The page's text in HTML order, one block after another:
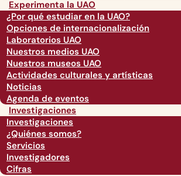
Experimenta la UAO
¿Por qué estudiar en la UAO?
Opciones de internacionalización
Laboratorios UAO
Nuestros medios UAO
Nuestros museos UAO
Actividades culturales y artísticas
Noticias
Agenda de eventos
Investigaciones
Investigaciones
¿Quiénes somos?
Servicios
Investigadores
Cifras